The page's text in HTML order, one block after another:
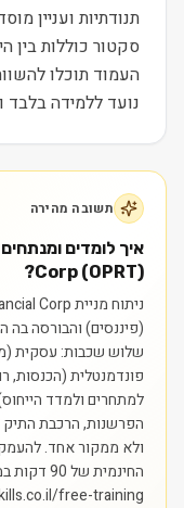
תנודתיות ועניין
העמוד תוכלו
נועד ללמידה בלבד
תשובה מהירה
Corp (OPRT)?
שלוש שכבות: עסקית
פונדמנטלית (הכנסות,
למתחרים ולמדד
הפרשנות, הרכבת התיק
ולא ממקור אחד.
החינמית
free-training.